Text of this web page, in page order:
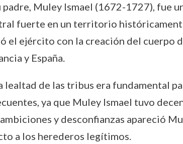
Muley Ismael (1672-1727), fue
fuerte en un territorio
el ejército con la creación del cuerpo
y España.
de las tribus era fundamental
ya que Muley Ismael tuvo
y desconfianzas apareció
a los herederos legítimos.